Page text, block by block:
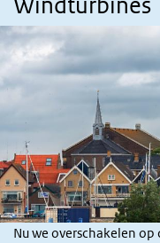
Nu we overschakelen